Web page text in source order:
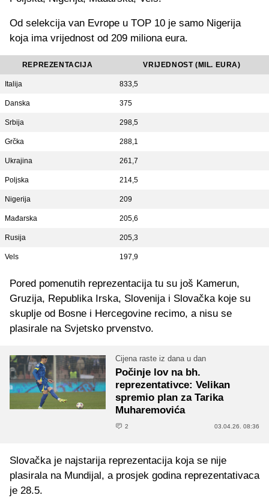
Od selekcija van Evrope u TOP 10 je samo Nigerija
koja ima vrijednost od 209 miliona eura.
REPREZENTACIJA VRIJEDNOST (MIL. EURA)
Italija 833,5
Danska 375
Srbija 298,5
Grčka 288,1
Ukrajina 261,7
Poljska 214,5
Nigerija 209
Mađarska 205,6
Rusija 205,3
Vels 197,9
Pored pomenutih reprezentacija tu su još Kamerun,
Gruzija, Republika Irska, Slovenija i Slovačka koje su
skuplje od Bosne i Hercegovine recimo, a nisu se
plasirale na Svjetsko prvenstvo.
Cijena raste iz dana u dan
Počinje lov na bh.
reprezentativce: Velikan
spremio plan za Tarika
Muharemovića
2 03.04.26. 08:36
Slovačka je najstarija reprezentacija koja se nije
plasirala na Mundijal, a prosjek godina reprezentativaca
je 28.5.